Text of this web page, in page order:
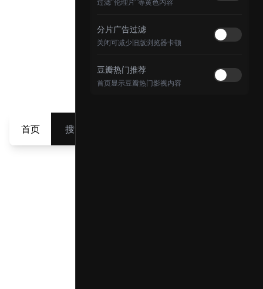
过滤"伦理片"等黄色内容
分片广告过滤
关闭可减少旧版浏览器卡顿
豆瓣热门推荐
首页显示豆瓣热门影视内容
首页